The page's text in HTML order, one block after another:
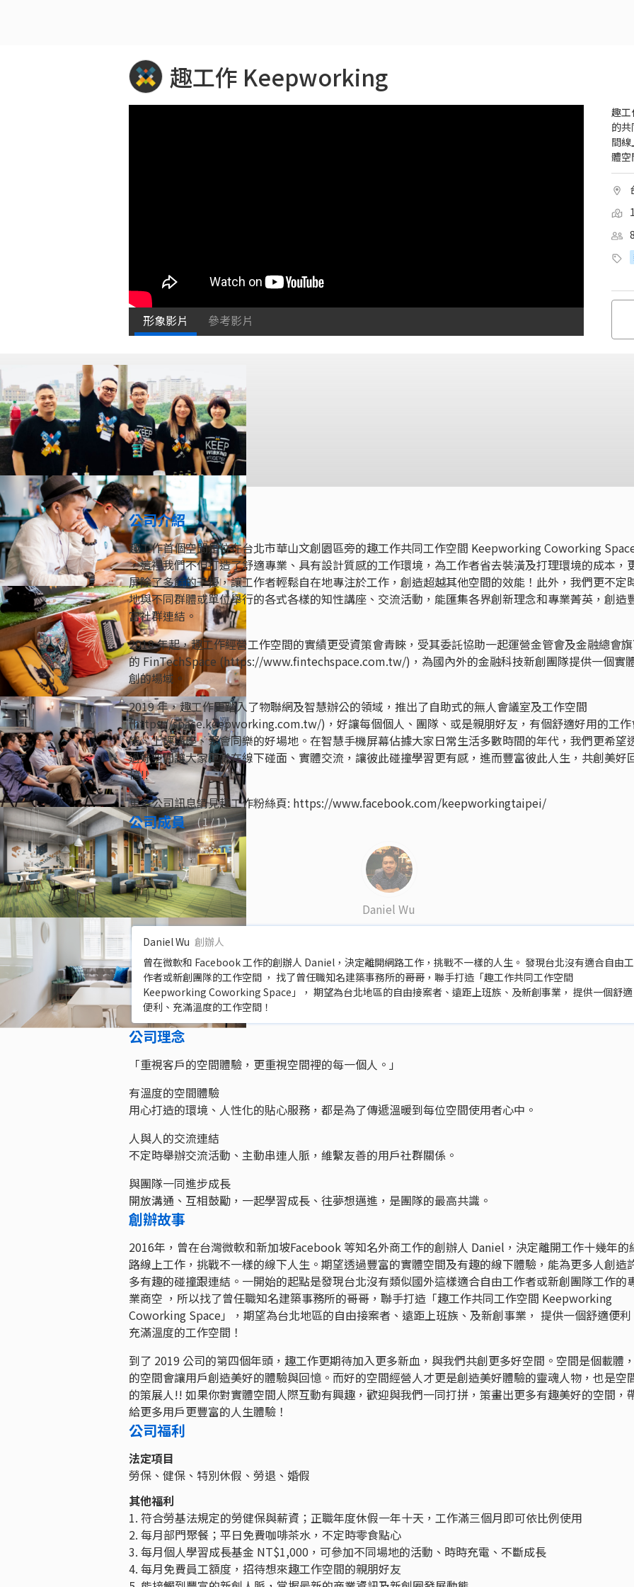
趣工作 Keepworking
形象影片 參考影片
趣
的
間
體
公司介紹
趣工作首個空間是位在台北市華山文創園區旁的趣工作共同工作空間 Keepworking Coworking
，這裡我們不但打造了舒適專業、具有設計質感的工作環境，為工作者省去裝潢及打理環境的成本，
屏除了多餘的干擾，讓工作者輕鬆自在地專注於工作，創造超越其他空間的效能！此外，我們更不定
地與不同群體或單位舉行的各式各樣的知性講座、交流活動，能匯集各界創新理念和專業菁英，創造
富社群連結。
2018 年起，趣工作經營工作空間的實績更受資策會青睞，受其委託協助一起運營金管會及金融總會
的 FinTechSpace (https://www.fintechspace.com.tw/)，為國內外的金融科技新創團隊提供一個實
創的場域。
2019 年，趣工作更踏入了物聯網及智慧辦公的領域，推出了自助式的無人會議室及工作空間
(https://space.keepworking.com.tw/)，好讓每個個人、團隊、或是親朋好友，有個舒適好用的工作
議、上課講座、聚會同樂的好場地。在智慧手機屏幕佔據大家日常生活多數時間的年代，我們更希望
過好空間讓大家更常在線下碰面、實體交流，讓彼此碰撞學習更有感，進而豐富彼此人生，共創美好
憶!!
更多公司訊息請見趣工作粉絲頁: https://www.facebook.com/keepworkingtaipei/
公司成員 (1/ 1 )
Daniel Wu
Daniel Wu 創辦人
曾在微軟和 Facebook 工作的創辦人 Daniel，決定離開網路工作，挑戰不一樣的人生。 發現台北沒有適合自由工
作者或新創團隊的工作空間 ， 找了曾任職知名建築事務所的哥哥，聯手打造「趣工作共同工作空間
Keepworking Coworking Space」， 期望為台北地區的自由接案者、遠距上班族、及新創事業， 提供一個舒適
便利、充滿溫度的工作空間！
公司理念
「重視客戶的空間體驗，更重視空間裡的每一個人。」
有溫度的空間體驗
用心打造的環境、人性化的貼心服務，都是為了傳遞溫暖到每位空間使用者心中。
人與人的交流連結
不定時舉辦交流活動、主動串連人脈，維繫友善的用戶社群關係。
與團隊一同進步成長
開放溝通、互相鼓勵，一起學習成長、往夢想邁進，是團隊的最高共識。
創辦故事
2016年，曾在台灣微軟和新加坡Facebook 等知名外商工作的創辦人 Daniel，決定離開工作十幾年的
路線上工作，挑戰不一樣的線下人生。期望透過豐富的實體空間及有趣的線下體驗，能為更多人創造
多有趣的碰撞跟連結。一開始的起點是發現台北沒有類似國外這樣適合自由工作者或新創團隊工作的
業商空 ，所以找了曾任職知名建築事務所的哥哥，聯手打造「趣工作共同工作空間 Keepworking
Coworking Space」，期望為台北地區的自由接案者、遠距上班族、及新創事業， 提供一個舒適便
充滿溫度的工作空間！
到了 2019 公司的第四個年頭，趣工作更期待加入更多新血，與我們共創更多好空間。空間是個載體
的空間會讓用戶創造美好的體驗與回憶。而好的空間經營人才更是創造美好體驗的靈魂人物，也是空
的策展人!! 如果你對實體空間人際互動有興趣，歡迎與我們一同打拼，策畫出更多有趣美好的空間，
給更多用戶更豐富的人生體驗！
公司福利
法定項目
勞保、健保、特別休假、勞退、婚假
其他福利
1. 符合勞基法規定的勞健保與薪資；正職年度休假一年十天，工作滿三個月即可依比例使用
2. 每月部門聚餐；平日免費咖啡茶水，不定時零食點心
3. 每月個人學習成長基金 NT$1,000，可參加不同場地的活動、時時充電、不斷成長
4. 每月免費員工額度，招待想來趣工作空間的親朋好友